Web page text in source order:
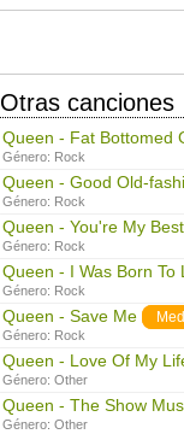
Otras canciones
Queen - Fat Bottomed
Género: Rock
Queen - Good Old-
Género: Rock
Queen - You're My
Género: Rock
Queen - I Was Born To
Género: Rock
Queen - Save Me
Género: Rock
Queen - Love Of My
Género: Other
Queen - The Show
Género: Other